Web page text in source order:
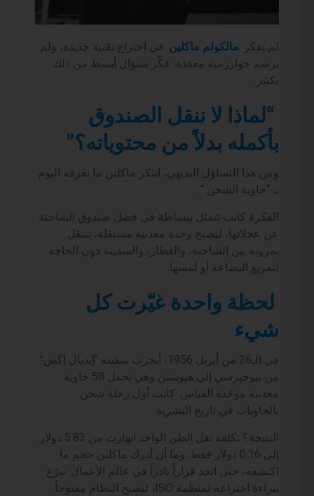
لم يفكر مالكولم ماكلين في اختراع تقنية جديدة، ولم
يرسم خوارزمية معقدة، فكّر بسؤال أبسط من ذلك
بكثير:
“لماذا لا ننقل الصندوق
بأكمله بدلاً من محتوياته؟”
ومن هذا التساؤل البديهي، ابتكر ماكلين ما نعرفه اليوم
بـ “حاوية الشحن “.
الفكرة كانت تتمثل ببساطة في فصل صندوق الشاحنة
عن عجلاتها، ليصبح وحدة معدنية مستقلة، تنتقل
بمرونة بين الشاحنة، والقطار، والسفينة دون الحاجة
لتفريغ البضاعة أو لمسها.
لحظة واحدة غيّرت كل
شيء
في الـ26 من أبريل 1956، أبحرت سفينة “إيديال إكس”
من نيوجيرسي إلى هيوستن وهي تحمل 58 حاوية
معدنية موحّدة القياس. كانت أول رحلة شحن
بالحاويات في تاريخ البشرية.
النتيجة؟ تكلفة نقل الطن الواحد انهارت من 5.83 دولار
إلى 0.16 دولار فقط. وما أن أدرك ماكلين حجم ما
اكتشفه، حتى اتخذ قراراً نادراً في عالم الأعمال: تبرّع
ببراءة اختراعه لمنظمة ISO، ليصبح النظام مفتوحاً